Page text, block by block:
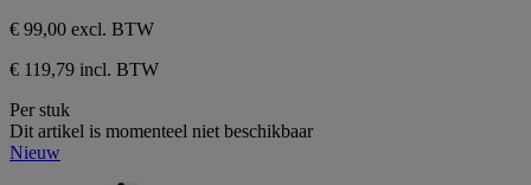
€ 99,00 excl. BTW
€ 119,79 incl. BTW
Per stuk
Dit artikel is momenteel niet beschikbaar
Nieuw